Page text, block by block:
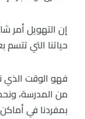
إن التهويل أمر
حياتنا التي تتسم
فهو الوقت الذي
من المدرسة،
بمفردنا في